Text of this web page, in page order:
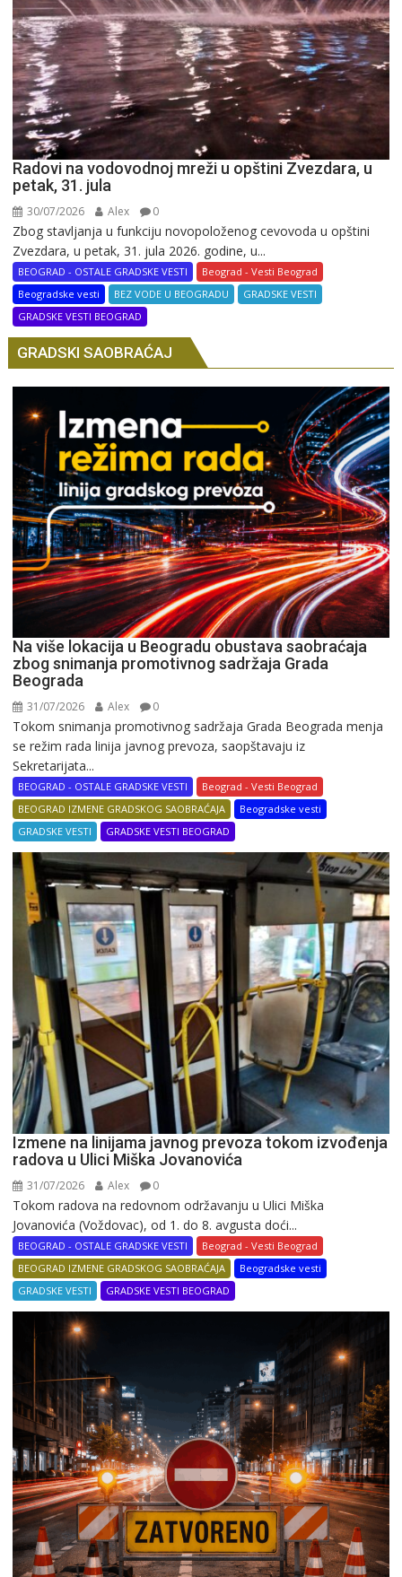
Radovi na vodovodnoj mreži u opštini Zvezdara, u
petak, 31. jula
30/07/2026 Alex 0
Zbog stavljanja u funkciju novopoloženog cevovoda u opštini
Zvezdara, u petak, 31. jula 2026. godine, u...
BEOGRAD - OSTALE GRADSKE VESTI
Beograd - Vesti Beograd
Beogradske vesti
BEZ VODE U BEOGRADU
GRADSKE VESTI
GRADSKE VESTI BEOGRAD
GRADSKI SAOBRAĆAJ
Na više lokacija u Beogradu obustava saobraćaja
zbog snimanja promotivnog sadržaja Grada
Beograda
31/07/2026 Alex 0
Tokom snimanja promotivnog sadržaja Grada Beograda menja
se režim rada linija javnog prevoza, saopštavaju iz
Sekretarijata...
BEOGRAD - OSTALE GRADSKE VESTI
Beograd - Vesti Beograd
BEOGRAD IZMENE GRADSKOG SAOBRAĆAJA
Beogradske vesti
GRADSKE VESTI
GRADSKE VESTI BEOGRAD
Izmene na linijama javnog prevoza tokom izvođenja
radova u Ulici Miška Jovanovića
31/07/2026 Alex 0
Tokom radova na redovnom održavanju u Ulici Miška
Jovanovića (Voždovac), od 1. do 8. avgusta doći...
BEOGRAD - OSTALE GRADSKE VESTI
Beograd - Vesti Beograd
BEOGRAD IZMENE GRADSKOG SAOBRAĆAJA
Beogradske vesti
GRADSKE VESTI
GRADSKE VESTI BEOGRAD